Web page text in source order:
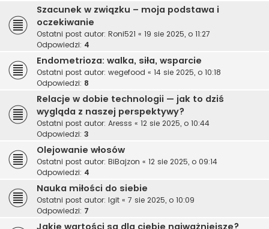
Szacunek w związku – moja podstawa i
oczekiwanie
Ostatni post autor: Roni521 « 19 sie 2025, o 11:27
Odpowiedzi: 4
Endometrioza: walka, siła, wsparcie
Ostatni post autor: wegefood « 14 sie 2025, o 10:18
Odpowiedzi: 8
Relacje w dobie technologii — jak to dziś
wygląda z naszej perspektywy?
Ostatni post autor: Aresss « 12 sie 2025, o 10:44
Odpowiedzi: 3
Olejowanie włosów
Ostatni post autor: BiBajzon « 12 sie 2025, o 09:14
Odpowiedzi: 4
Nauka miłości do siebie
Ostatni post autor: Igit « 7 sie 2025, o 10:09
Odpowiedzi: 7